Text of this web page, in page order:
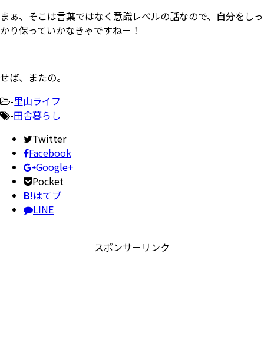
まぁ、そこは言葉ではなく意識レベルの話なので、自分をしっ
かり保っていかなきゃですねー！
せば、またの。
-里山ライフ
-田舎暮らし
Twitter
Facebook
Google+
Pocket
B!はてブ
LINE
スポンサーリンク